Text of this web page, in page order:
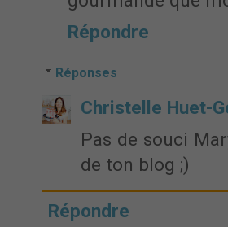
Répondre
Réponses
Christelle Huet-
Pas de souci
de ton blog ;)
Répondre